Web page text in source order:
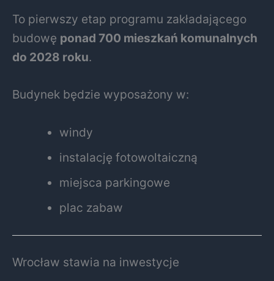
To pierwszy etap programu zakładającego
budowę ponad 700 mieszkań komunalnych
do 2028 roku.
Budynek będzie wyposażony w:
windy
instalację fotowoltaiczną
miejsca parkingowe
plac zabaw
Wrocław stawia na inwestycje